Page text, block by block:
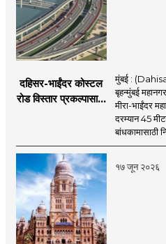
दहिसर-भाईंदर कोस्टल
रोड विस्तार प्रकल्पासाठी
मंजुरीची प्रतीक्षा
मुंबई :
बृहन्मुंबई
मीरा-भाईंदर
दरम्यान 45
बांधकामासाठी
१७ जून २०२६